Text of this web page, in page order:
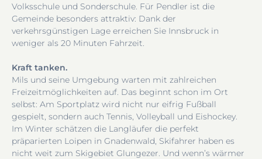
Volksschule und Sonderschule. Für Pendler ist die
Gemeinde besonders attraktiv: Dank der
verkehrsgünstigen Lage erreichen Sie Innsbruck in
weniger als 20 Minuten Fahrzeit.
Kraft tanken.
Mils und seine Umgebung warten mit zahlreichen
Freizeitmöglichkeiten auf. Das beginnt schon im Ort
selbst: Am Sportplatz wird nicht nur eifrig Fußball
gespielt, sondern auch Tennis, Volleyball und Eishockey.
Im Winter schätzen die Langläufer die perfekt
präparierten Loipen in Gnadenwald, Skifahrer haben es
nicht weit zum Skigebiet Glungezer. Und wenn’s wärmer